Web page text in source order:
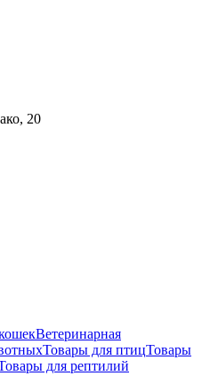
20
Ветеринарная
Товары для птицТовары
для рептилий